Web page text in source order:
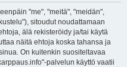
"me", "meitä", "meidän",
sitoudut noudattamaan
älä rekisteröidy ja/tai käytä
näitä ehtoja koska tahansa ja
On kuitenkin suositeltavaa
palvelun käyttö vaatii